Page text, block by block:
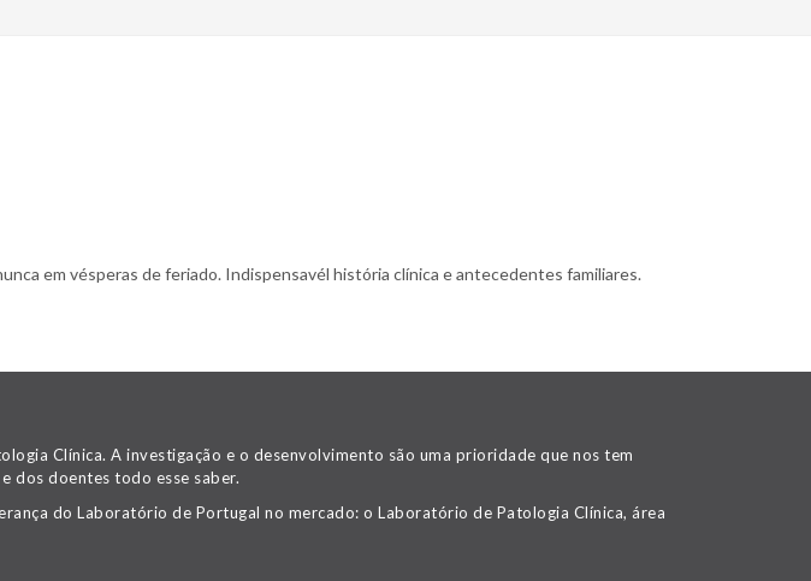
em vésperas de feriado. Indispensavél história clínica e antecedentes familiares.
Clínica. A investigação e o desenvolvimento são uma prioridade que nos tem
dos doentes todo esse saber.
do Laboratório de Portugal no mercado: o Laboratório de Patologia Clínica, área